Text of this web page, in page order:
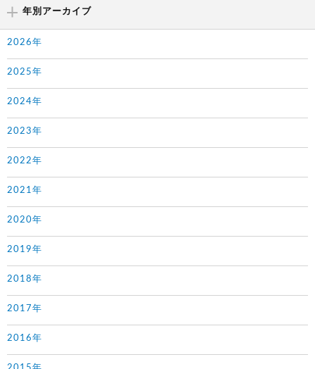
年別アーカイブ
2026年
2025年
2024年
2023年
2022年
2021年
2020年
2019年
2018年
2017年
2016年